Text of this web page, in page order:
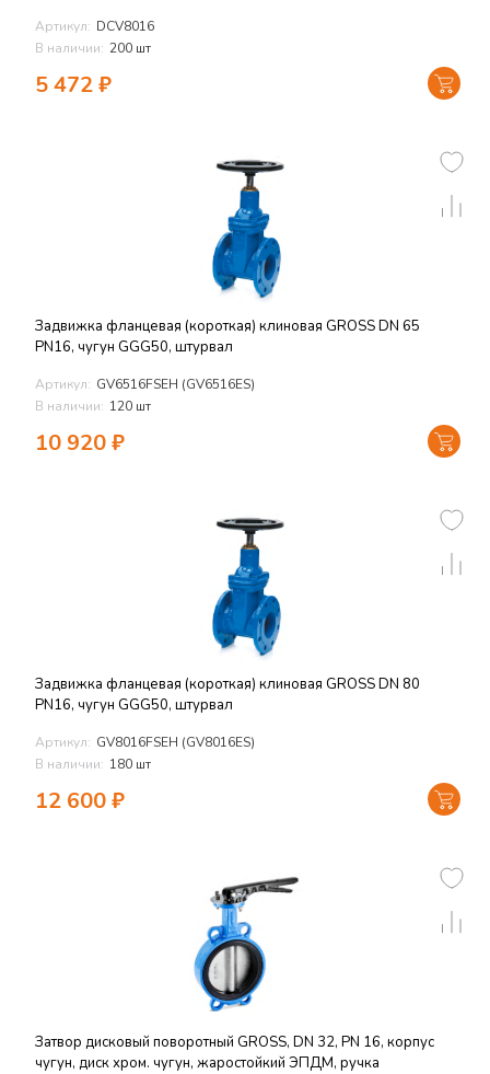
Артикул: DCV8016
В наличии: 200 шт
5 472₽
Задвижка фланцевая (короткая) клиновая GROSS DN 65
PN16, чугун GGG50, штурвал
Артикул: GV6516FSEH (GV6516ES)
В наличии: 120 шт
10 920₽
Задвижка фланцевая (короткая) клиновая GROSS DN 80
PN16, чугун GGG50, штурвал
Артикул: GV8016FSEH (GV8016ES)
В наличии: 180 шт
12 600₽
Затвор дисковый поворотный GROSS, DN 32, PN 16, корпус
чугун, диск хром. чугун, жаростойкий ЭПДМ, ручка